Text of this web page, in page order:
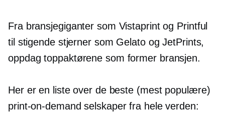
Fra bransjegiganter som Vistaprint og Printful
til stigende stjerner som Gelato og JetPrints,
oppdag toppaktørene som former bransjen.
Her er en liste over de beste (mest populære)
print-on-demand selskaper fra hele verden: